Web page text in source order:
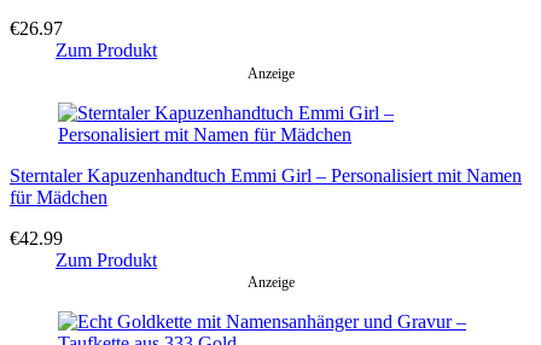
€26.97
Zum Produkt
Anzeige
Sterntaler Kapuzenhandtuch Emmi Girl – Personalisiert mit Namen
für Mädchen
€42.99
Zum Produkt
Anzeige